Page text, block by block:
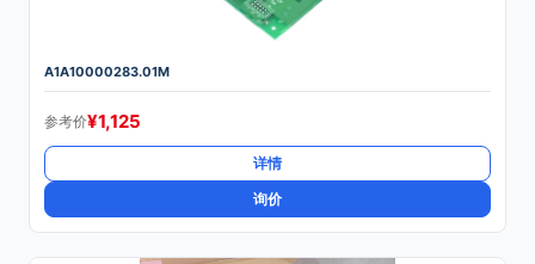
A1A10000283.01M
参考价¥1,125
详情
询价